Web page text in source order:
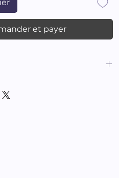
et payer
Sophie Benech et